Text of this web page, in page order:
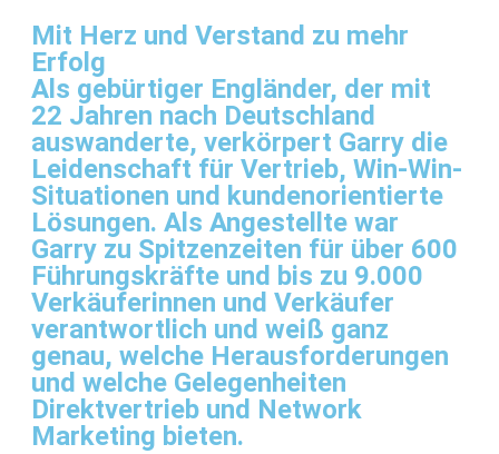
Mit Herz und Verstand zu mehr
Erfolg
Als gebürtiger Engländer, der mit
22 Jahren nach Deutschland
auswanderte, verkörpert Garry die
Leidenschaft für Vertrieb, Win-Win-
Situationen und kundenorientierte
Lösungen. Als Angestellte war
Garry zu Spitzenzeiten für über 600
Führungskräfte und bis zu 9.000
Verkäuferinnen und Verkäufer
verantwortlich und weiß ganz
genau, welche Herausforderungen
und welche Gelegenheiten
Direktvertrieb und Network
Marketing bieten.